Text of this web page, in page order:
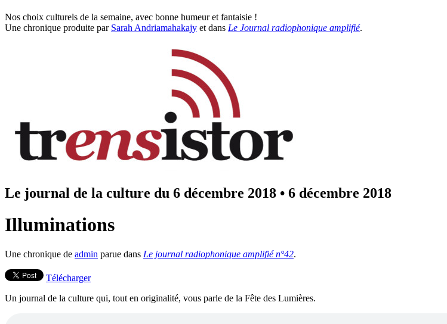
Nos choix culturels de la semaine, avec bonne humeur et fantaisie !
Une chronique produite par Sarah Andriamahakajy et dans Le Journal radiophonique amplifié.
Le journal de la culture du 6 décembre 2018 • 6 décembre 2018
Illuminations
Une chronique de admin parue dans Le journal radiophonique amplifié n°42.
Télécharger
Un journal de la culture qui, tout en originalité, vous parle de la Fête des Lumières.